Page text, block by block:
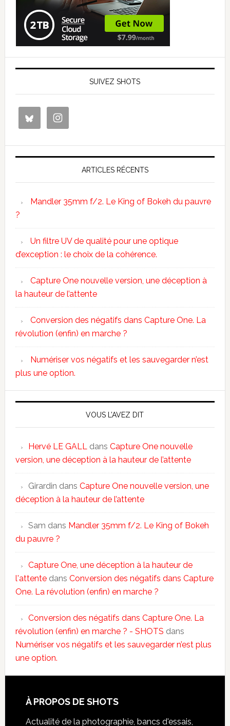
SUIVEZ SHOTS
ARTICLES RÉCENTS
Mandler 35mm f/2. Le King of Bokeh du pauvre
?
Un filtre UV de qualité pour une optique
d’exception : le choix de la cohérence.
Capture One nouvelle version, une déception à
la hauteur de l’attente
Conversion des négatifs dans Capture One. La
révolution (enfin) en marche ?
Numériser vos négatifs et les sauvegarder n’est
plus une option.
VOUS L’AVEZ DIT
Hervé LE GALL dans Capture One nouvelle
version, une déception à la hauteur de l’attente
Girardin dans Capture One nouvelle version, une
déception à la hauteur de l’attente
Sam dans Mandler 35mm f/2. Le King of Bokeh
du pauvre ?
Capture One, une déception à la hauteur de
l'attentedans Conversion des négatifs dans Capture
One. La révolution (enfin) en marche ?
Conversion des négatifs dans Capture One. La
révolution (enfin) en marche ? - SHOTS dans
Numériser vos négatifs et les sauvegarder n’est plus
une option.
À PROPOS DE SHOTS
Actualité de la photographie, bancs d'essais,